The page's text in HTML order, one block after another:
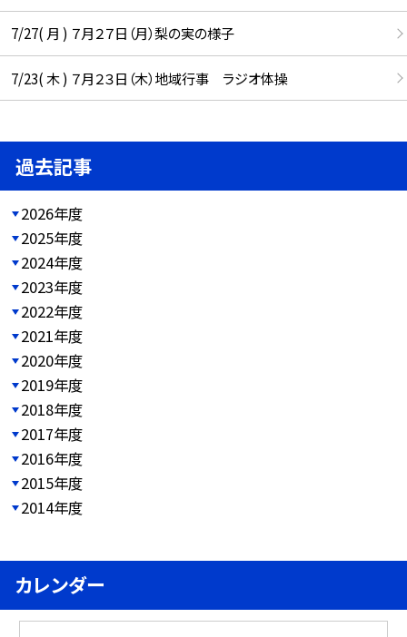
7/27( 月 ) ７月２７日（月）梨の実の様子
7/23( 木 ) ７月２３日（木）地域行事 ラジオ体操
過去記事
2026年度
2025年度
2024年度
2023年度
2022年度
2021年度
2020年度
2019年度
2018年度
2017年度
2016年度
2015年度
2014年度
カレンダー